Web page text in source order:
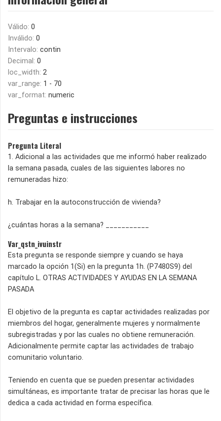
Válido: 0
Inválido: 0
Intervalo: contin
Decimal: 0
loc_width: 2
var_range: 1 - 70
var_format: numeric
Preguntas e instrucciones
Pregunta Literal
1. Adicional a las actividades que me informó haber realizado
la semana pasada, cuales de las siguientes labores no
remuneradas hizo:
h. Trabajar en la autoconstrucción de vivienda?
¿cuántas horas a la semana? ___________
Var_qstn_ivuinstr
Esta pregunta se responde siempre y cuando se haya
marcado la opción 1(Si) en la pregunta 1h. (P7480S9) del
capítulo L. OTRAS ACTIVIDADES Y AYUDAS EN LA SEMANA
PASADA
El objetivo de la pregunta es captar actividades realizadas por
miembros del hogar, generalmente mujeres y normalmente
subregistradas y por las cuales no obtiene remuneración.
Adicionalmente permite captar las actividades de trabajo
comunitario voluntario.
Teniendo en cuenta que se pueden presentar actividades
simultáneas, es importante tratar de precisar las horas que le
dedica a cada actividad en forma específica.